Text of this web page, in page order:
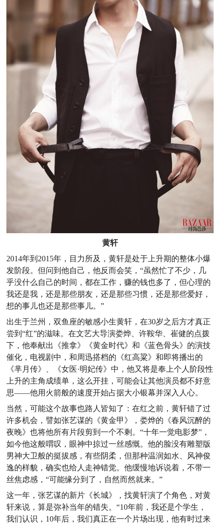
黄轩
2014年到2015年，目力所及，黄轩是处于上升期的整体小爆
发阶段。但问到他自己，他反而会笑，“虽然忙了不少，几
乎没什么自己的时间，都在工作，赚的钱也多了，但心理的
我还是我，还是那些朋友，还是那些习惯，还是那些爱好，
想的事儿也还是那些事儿。”
出生于兰州，双鱼座的敏感小生黄轩，在30岁之后方才真正
尝到“红”的滋味。在文艺大导演娄烨、许鞍华、崔健的点拨
下，他奉献出《推拿》《黄金时代》和《蓝色骨头》的演技
催化，电视剧中，和周迅搭档的《红高粱》和即将播出的
《芈月传》、《女医·明妃传》中，他又将是奉上个人阶段性
上升的主角成绩单，这么开挂，可能会让其他演员都不好意
思——他用火箭般的速度开始占据大小银幕并深入人心。
当然，可能这个故事也路人皆知了：在红之前，黄轩错了过
许多机会，譬如张艺谋的《黄金甲》，娄烨的《春风沉醉的
夜晚》也将他所有片段剪到一个不剩。“十年一觉电影梦”，
如今他这般喟叹，眼神中掠过一丝感慨。他的脸没有雕塑版
男神大卫般的挺拔感，有些阴柔，但那种温润如水、风神俊
逸的样貌，确实也给人走神错觉。他缓慢地诉说着，不带一
丝焦虑感，“可能缘分到了，自然而然就来。”
这一年，张艺谋的新片《长城》，找黄轩演了个角色，对黄
轩来说，算是弥补当年的错失。“10年前，我还是个学生，
我们认识，10年后，我们真正在一个片场出现，他有时过来